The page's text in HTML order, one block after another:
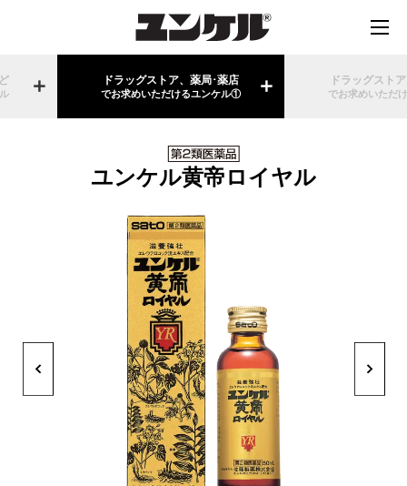
ドラッグストア、薬局･薬店
でお求めいただけるユンケル①
ドラッグスト
でお求めいただ
ユンケル黄帝ロイヤル
Previous Next